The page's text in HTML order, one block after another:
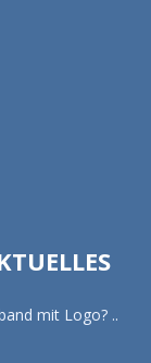
mit Logo? ..